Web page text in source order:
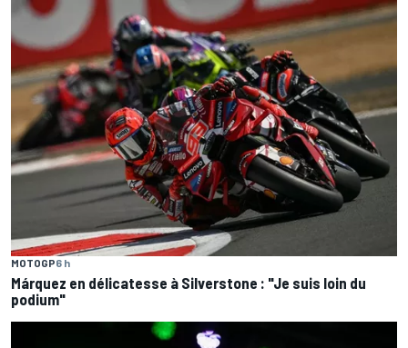
MOTOGP6 h
Márquez en délicatesse à Silverstone : "Je suis loin du
podium"